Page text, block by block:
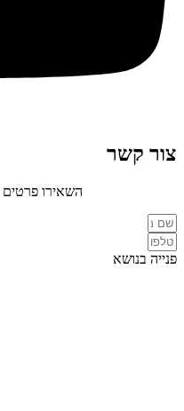
צור קשר
השאירו פרטים
פנייה בנושא